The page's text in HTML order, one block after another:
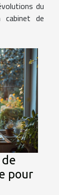
du
cabinet de
pour